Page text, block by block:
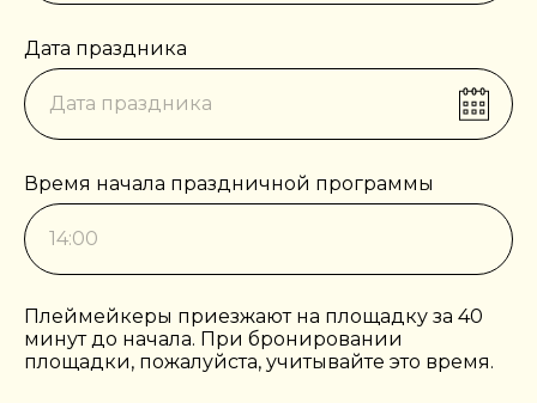
Дата праздника
Время начала праздничной программы
Плеймейкеры приезжают на площадку за 40
минут до начала. При бронировании
площадки, пожалуйста, учитывайте это время.